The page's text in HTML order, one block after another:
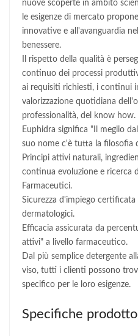
nuove scoperte in ambito
le esigenze di mercato
innovative e all'avanguardia
benessere.
Il rispetto della qualità è
continuo dei processi
ai requisiti richiesti, i continui
valorizzazione quotidiana
professionalità, del know how.
Euphidra significa "Il meglio
suo nome c'è tutta la filosofia
Principi attivi naturali,
continua evoluzione e ricerca
Farmaceutici.
Sicurezza d'impiego
dermatologici.
Efficacia assicurata da
attivi" a livello farmaceutico.
Dal più semplice detergente
viso, tutti i clienti possono
specifico per le loro esigenze.
Specifiche prodotto